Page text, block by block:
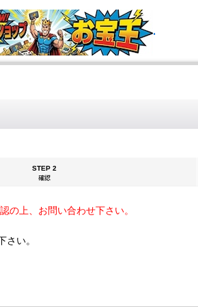
.
STEP 2
確認
の上、お問い合わせ下さい。
い。